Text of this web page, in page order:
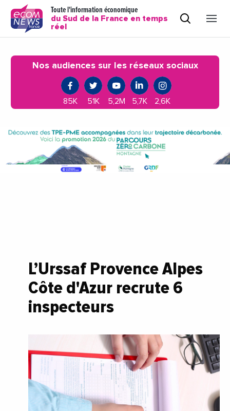
Toute l'information économique
du Sud de la France en temps
réel
Nos audiences sur les réseaux sociaux
85K 51K 5,2M 5,7K 2,6K
L’Urssaf Provence Alpes
Côte d'Azur recrute 6
inspecteurs